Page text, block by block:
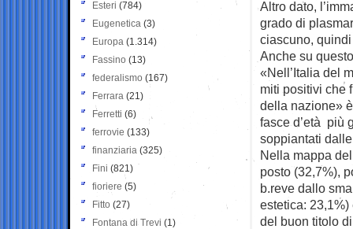
Altro dato,
grado di
ciascuno,
Anche su
«Nell’Italia del
miti positivi che
della nazione»
fasce d’età più
soppiantati
Nella mappa
posto (32,7%),
b.reve dallo
estetica:
del buon titolo
Esteri (784)
Eugenetica (3)
Europa (1.314)
Fassino (13)
federalismo (167)
Ferrara (21)
Ferretti (6)
ferrovie (133)
finanziaria (325)
Fini (821)
fioriere (5)
Fitto (27)
Fontana di Trevi (1)